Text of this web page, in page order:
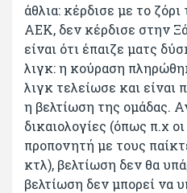
άθλια: κέρδισε με το
ΑΕΚ, δεν κέρδισε στην
είναι ότι έπαιζε ματς
λιγκ: η κούραση
λιγκ τελείωσε και είναι
η βελτίωση της ομάδας.
δικαιολογίες (όπως π.χ
προπονητή με τους
κτλ), βελτίωση δεν θα
βελτίωση δεν μπορεί να